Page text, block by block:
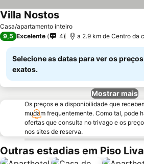
Casa/apartamento inteiro
Villa NostosVer preços
9,5 Excelente 4 a 2.9 km de Centro da
Selecione as datas para ver os preços
exatos.
Mostrar mais
Os preços e a disponibilidade que
mudam frequentemente. Como tal, pode
ofertas que consulta no trivago e os
nos sites de reserva.
Outras estadias em Piso